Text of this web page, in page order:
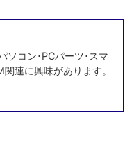
ソコン･PCパーツ･スマ
連に興味があります。